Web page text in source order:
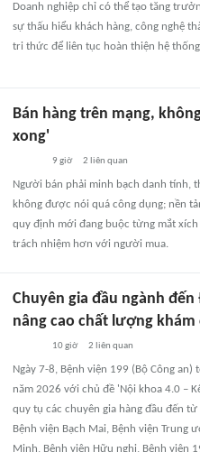
Doanh nghiệp chỉ có thể tạo tăng
sự thấu hiểu khách hàng, công nghệ
tri thức để liên tục hoàn thiện hệ
Bán hàng trên mạng,
xong'
9 giờ 2 liên quan
Người bán phải minh bạch danh tính,
không được nói quá công dụng; nền
quy định mới đang buộc từng mắt
trách nhiệm hơn với người mua.
Chuyên gia đầu ngành
nâng cao chất lượng
10 giờ 2 liên quan
Ngày 7-8, Bệnh viện 199 (Bộ Công
năm 2026 với chủ đề 'Nội khoa 4.0 –
quy tụ các chuyên gia hàng đầu đến
Bệnh viện Bạch Mai, Bệnh viện Trung
Minh, Bệnh viện Hữu nghị, Bệnh viện